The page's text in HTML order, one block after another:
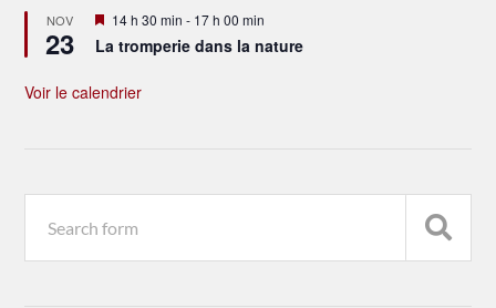
NOV
23
Mis
avant
14 h 30 min - 17 h 00 min
La tromperie dans la nature
Voir le calendrier